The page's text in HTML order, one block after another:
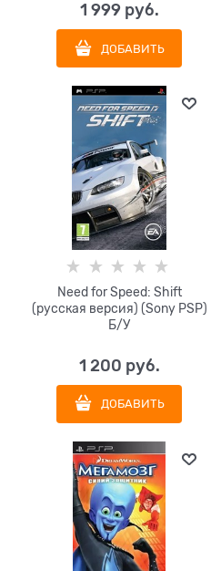
1 999 руб.
ДОБАВИТЬ
Need for Speed: Shift
(русская версия) (Sony PSP)
Б/У
1 200 руб.
ДОБАВИТЬ